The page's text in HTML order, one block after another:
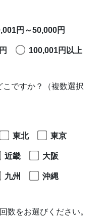
円～50,000円
100,001円以上
ですか？（複数選択
東北 東京
近畿 大阪
九州 沖縄
数をお選びください。